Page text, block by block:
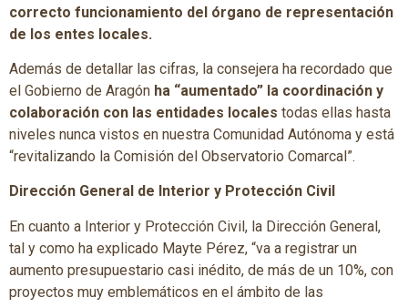
correcto funcionamiento del órgano de representación
de los entes locales.
Además de detallar las cifras, la consejera ha recordado que
el Gobierno de Aragón ha “aumentado” la coordinación y
colaboración con las entidades locales todas ellas hasta
niveles nunca vistos en nuestra Comunidad Autónoma y está
“revitalizando la Comisión del Observatorio Comarcal”.
Dirección General de Interior y Protección Civil
En cuanto a Interior y Protección Civil, la Dirección General,
tal y como ha explicado Mayte Pérez, “va a registrar un
aumento presupuestario casi inédito, de más de un 10%, con
proyectos muy emblemáticos en el ámbito de las